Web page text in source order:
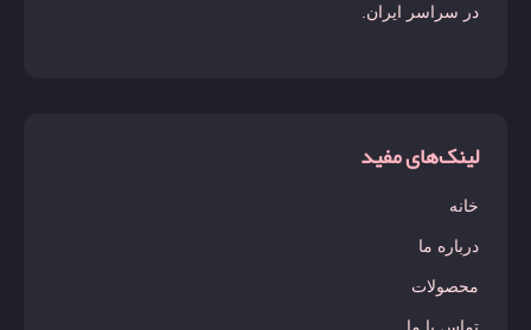
در سراسر ایران.
لینک‌های مفید
خانه
درباره ما
محصولات
تماس با ما